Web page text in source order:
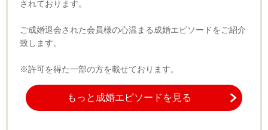
されております。
ご成婚退会された会員様の心温まる成婚エピソードをご紹介
致します。
※許可を得た一部の方を載せております。
もっと成婚エピソードを見る